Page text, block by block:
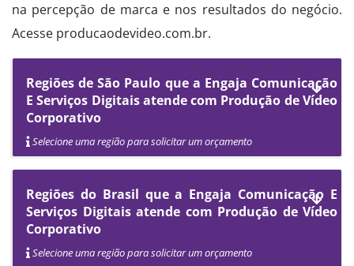
na percepção de marca e nos resultados do negócio.
Acesse producaodevideo.com.br.
Regiões de São Paulo que a Engaja Comunicação
E Serviços Digitais atende com Produção de Vídeo
Corporativo
Selecione uma região para solicitar um orçamento
Regiões do Brasil que a Engaja Comunicação E
Serviços Digitais atende com Produção de Vídeo
Corporativo
Selecione uma região para solicitar um orçamento